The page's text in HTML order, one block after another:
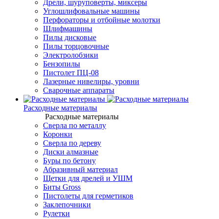
Дрели, шуруповерты, миксеры
Углошлифовальные машины
Перфораторы и отбойные молотки
Шлифмашины
Пилы дисковые
Пилы торцовочные
Электролобзики
Бензопилы
Пистолет ПЦ-08
Лазерные нивелиры, уровни
Сварочные аппараты
Расходные материалы
Расходные материалы
Сверла по металлу
Коронки
Сверла по дереву
Диски алмазные
Буры по бетону
Абразивный материал
Щетки для дрелей и УШМ
Биты Gross
Пистолеты для герметиков
Заклепочники
Рулетки